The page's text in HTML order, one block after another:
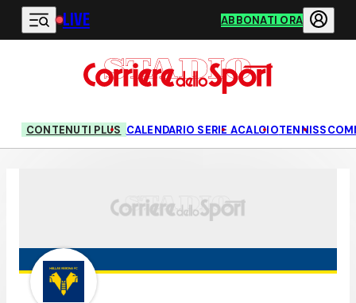
Vai al contenuto principale
LIVE ABBONATI ORA
CONTENUTI PLUS CALENDARIO SERIE ACALCIOTENNIS